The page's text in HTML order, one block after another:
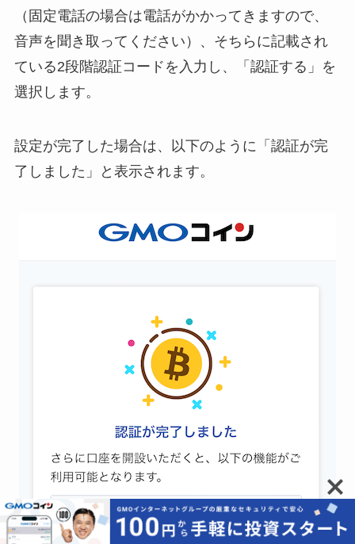
（固定電話の場合は電話がかかってきますので、
音声を聞き取ってください）、そちらに記載され
ている2段階認証コードを入力し、「認証する」を
選択します。
設定が完了した場合は、以下のように「認証が完
了しました」と表示されます。